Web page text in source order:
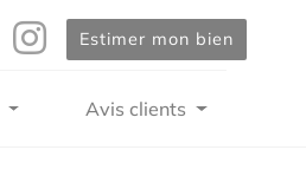
Estimer mon bien
Avis clients